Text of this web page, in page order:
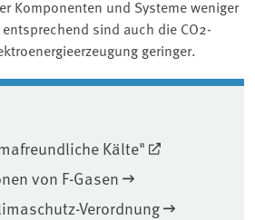
Komponenten und Systeme weniger
sind auch die CO2-
geringer.
Kälte"
von F-Gasen
Verordnung